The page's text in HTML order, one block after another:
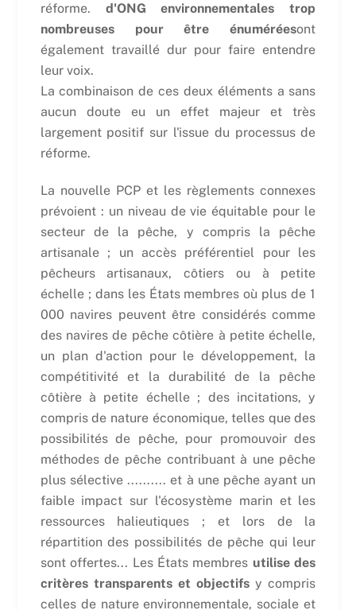
réforme. d'ONG environnementales trop
nombreuses pour être énuméréesont
également travaillé dur pour faire entendre
leur voix.
La combinaison de ces deux éléments a sans
aucun doute eu un effet majeur et très
largement positif sur l'issue du processus de
réforme.
La nouvelle PCP et les règlements connexes
prévoient : un niveau de vie équitable pour le
secteur de la pêche, y compris la pêche
artisanale ; un accès préférentiel pour les
pêcheurs artisanaux, côtiers ou à petite
échelle ; dans les États membres où plus de 1
000 navires peuvent être considérés comme
des navires de pêche côtière à petite échelle,
un plan d'action pour le développement, la
compétitivité et la durabilité de la pêche
côtière à petite échelle ; des incitations, y
compris de nature économique, telles que des
possibilités de pêche, pour promouvoir des
méthodes de pêche contribuant à une pêche
plus sélective .......... et à une pêche ayant un
faible impact sur l'écosystème marin et les
ressources halieutiques ; et lors de la
répartition des possibilités de pêche qui leur
sont offertes... Les États membres utilise des
critères transparents et objectifs y compris
celles de nature environnementale, sociale et